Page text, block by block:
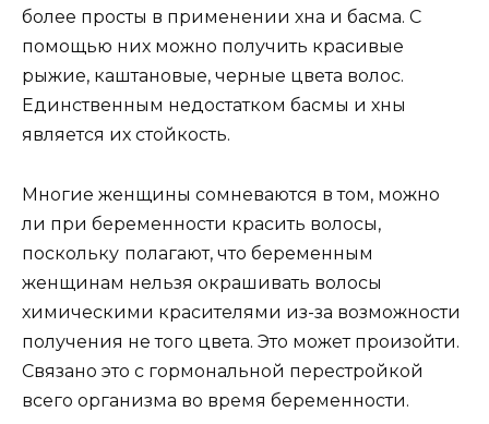
более просты в применении хна и басма. С
помощью них можно получить красивые
рыжие, каштановые, черные цвета волос.
Единственным недостатком басмы и хны
является их стойкость.
Многие женщины сомневаются в том, можно
ли при беременности красить волосы,
поскольку полагают, что беременным
женщинам нельзя окрашивать волосы
химическими красителями из-за возможности
получения не того цвета. Это может произойти.
Связано это с гормональной перестройкой
всего организма во время беременности.